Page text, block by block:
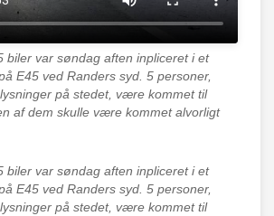
biler var søndag aften inpliceret i et
E45 ved Randers syd. 5 personer,
på stedet, være kommet til
af dem skulle være kommet alvorligt
biler var søndag aften inpliceret i et
E45 ved Randers syd. 5 personer,
på stedet, være kommet til